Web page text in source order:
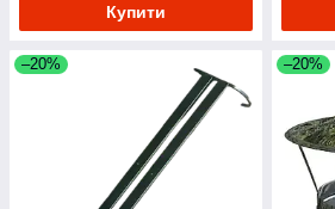
Купити
–20% –20%